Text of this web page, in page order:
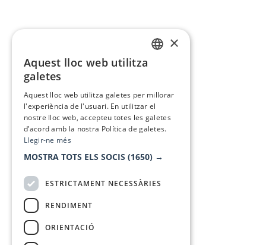
×
Aquest lloc web utilitza
galetes
Aquest lloc web utilitza galetes per millorar
l'experiència de l'usuari. En utilitzar el
nostre lloc web, accepteu totes les galetes
d’acord amb la nostra Política de galetes.
Llegir-ne més
MOSTRA TOTS ELS SOCIS (1650) →
ESTRICTAMENT NECESSÀRIES
RENDIMENT
ORIENTACIÓ